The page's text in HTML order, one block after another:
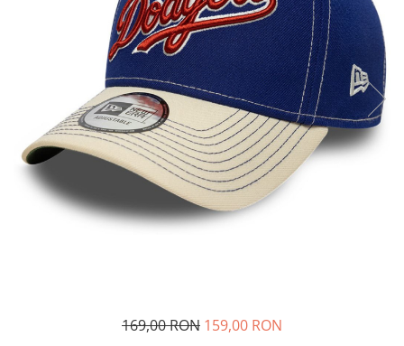
Pantaloni lungi copii
Geci si veste copii
Pantaloni scurti Copii
Accesorii
Ingrijire incaltaminte
Sosete
Sepci
169,00 RON 159,00 RON